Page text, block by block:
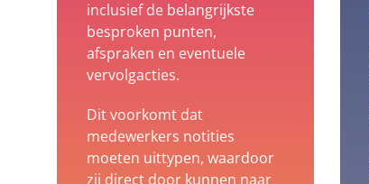
inclusief de belangrijkste
besproken punten,
afspraken en eventuele
vervolgacties.
Dit voorkomt dat
medewerkers notities
moeten uittypen, waardoor
zij direct door kunnen naar